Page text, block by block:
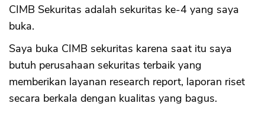
CIMB Sekuritas adalah sekuritas ke-4 yang saya
buka.
Saya buka CIMB sekuritas karena saat itu saya
butuh perusahaan sekuritas terbaik yang
memberikan layanan research report, laporan riset
secara berkala dengan kualitas yang bagus.